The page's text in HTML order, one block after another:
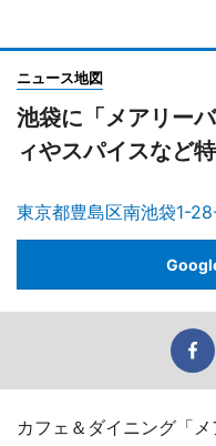
ニュース地図
池袋に「メアリー
ィやスパイスなど
東京都豊島区南池袋1-
カフェ＆ダイニング「